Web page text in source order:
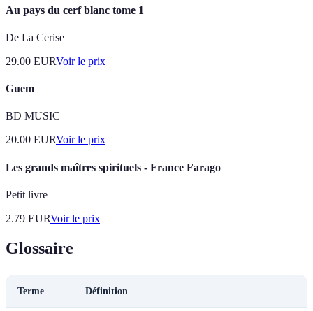
Au pays du cerf blanc tome 1
De La Cerise
29.00 EURVoir le prix
Guem
BD MUSIC
20.00 EURVoir le prix
Les grands maîtres spirituels - France Farago
Petit livre
2.79 EURVoir le prix
Glossaire
Terme Définition